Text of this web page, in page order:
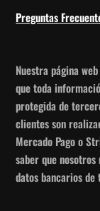
Preguntas
Nuestra página
que toda
protegida de
clientes son
Mercado Pago o
saber que
datos bancarios